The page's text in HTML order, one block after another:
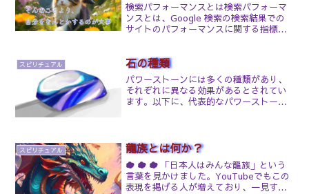
検索パフォーマンスとは検索パフォーマ
ンスとは、Google 検索の検索結果での
サイトのパフォーマンスに関する指標を
指標を確認できます。合計クリック数、
合...
スピリチュアル 石の種類
パワーストーンには多くの種類があり、
それぞれに異なる効果があるとされてい
ます。以下に、代表的なパワーストーン
軽減するとされ...
スピリチュアル 龍族とは何か？
☁ ☁ ☁ 「日本人はみんな龍族」という
言葉を見かけました。YouTubeでもこの
表現を掲げる人が増えており、一見する